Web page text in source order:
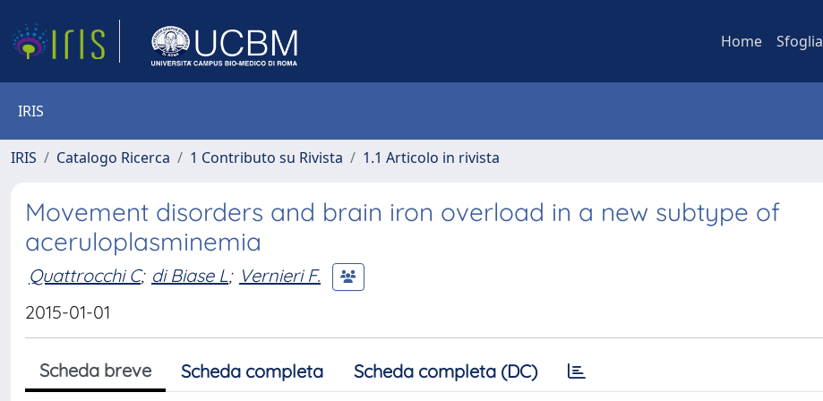
Home Sfoglia
IRIS
IRIS Catalogo Ricerca 1 Contributo su Rivista 1.1 Articolo in rivista
Movement disorders and brain iron overload in a new subtype of
aceruloplasminemia
Quattrocchi C; di Biase L; Vernieri F.
2015-01-01
Scheda breve Scheda completa Scheda completa (DC)